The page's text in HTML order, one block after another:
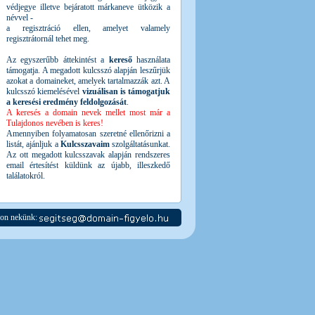
védjegye illetve bejáratott márkaneve ütközik a
névvel -
a regisztráció ellen, amelyet valamely
regisztrátornál tehet meg.
Az egyszerűbb áttekintést a keresőhasználata
támogatja. A megadott kulcsszó alapján leszűrjük
azokat a domaineket, amelyek tartalmazzák azt. A
kulcsszó kiemelésével vizuálisan is támogatjuk
a keresési eredmény feldolgozását.
A keresés a domain nevek mellet most már a
Tulajdonos nevében is keres!
Amennyiben folyamatosan szeretné ellenőrizni a
listát, ajánljuk a Kulcsszavaimszolgáltatásunkat.
Az ott megadott kulcsszavak alapján rendszeres
email értesítést küldünk az újabb, illeszkedő
találatokról.
nekünk: